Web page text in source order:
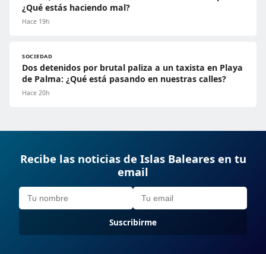
¿Qué estás haciendo mal?
Hace 19h
SOCIEDAD
Dos detenidos por brutal paliza a un taxista en Playa
de Palma: ¿Qué está pasando en nuestras calles?
Hace 20h
Recibe las noticias de Islas Baleares en tu
email
Suscribirme